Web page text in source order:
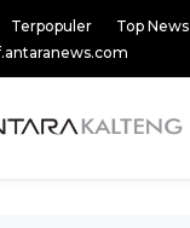
Terpopuler Top News